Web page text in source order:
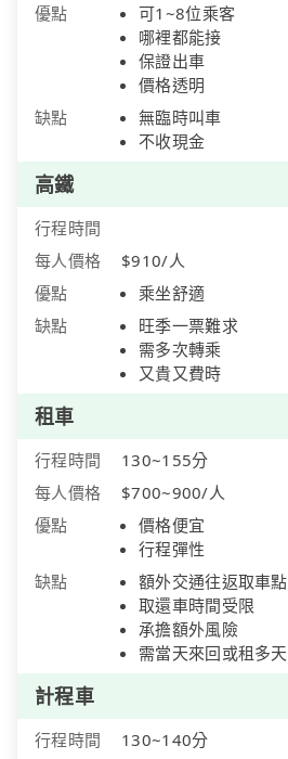
優點
可1~8位乘客
哪裡都能接
保證出車
價格透明
缺點
無臨時叫車
不收現金
高鐵
行程時間
每人價格
$910/人
優點
乘坐舒適
缺點
旺季一票難求
需多次轉乘
又貴又費時
租車
行程時間
130~155分
每人價格
$700~900/人
優點
價格便宜
行程彈性
缺點
額外交通往返取車點
取還車時間受限
承擔額外風險
需當天來回或租多天
計程車
行程時間
130~140分